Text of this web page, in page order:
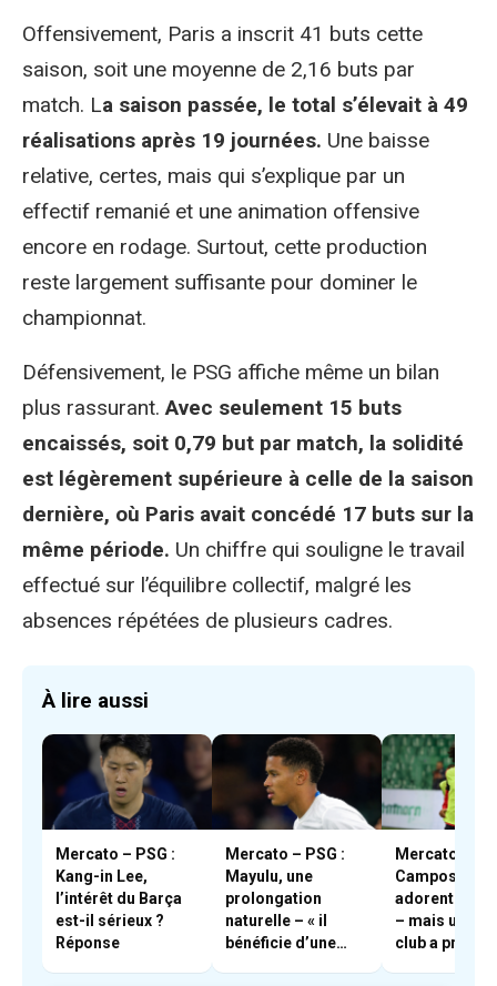
Offensivement, Paris a inscrit 41 buts cette
saison, soit une moyenne de 2,16 buts par
match. La saison passée, le total s’élevait à 49
réalisations après 19 journées. Une baisse
relative, certes, mais qui s’explique par un
effectif remanié et une animation offensive
encore en rodage. Surtout, cette production
reste largement suffisante pour dominer le
championnat.
Défensivement, le PSG affiche même un bilan
plus rassurant.Avec seulement 15 buts
encaissés, soit 0,79 but par match, la solidité
est légèrement supérieure à celle de la saison
dernière, où Paris avait concédé 17 buts sur la
même période. Un chiffre qui souligne le travail
effectué sur l’équilibre collectif, malgré les
absences répétées de plusieurs cadres.
À lire aussi
Mercato – PSG :
Kang-in Lee,
l’intérêt du Barça
est-il sérieux ?
Réponse
Mercato – PSG :
Mayulu, une
prolongation
naturelle – « il
bénéficie d’une
Mercato –
Campos et
adorent
– mais un
club a pris les